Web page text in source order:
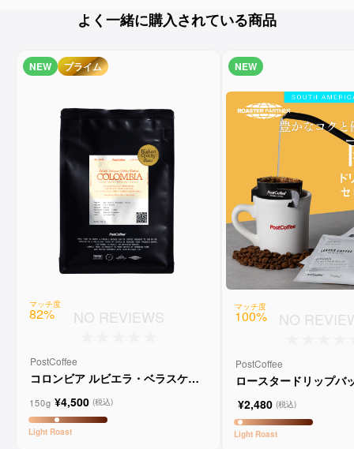
よく一緒に購入されている商品
NEW プライム
マッチ度
82% NO REVIEWS
PostCoffee
コロンビア ルビエラ・ベラスケス
150g ¥4,500 (税込)
Light Roast
NEW
マッチ度
100% NO
PostCoffee
ロースタードリップバ
¥2,480 (税込)
Light Roast